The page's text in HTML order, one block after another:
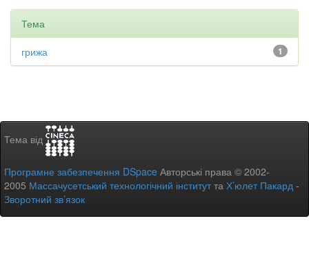
Тема
1
грижа
Тема від
Програмне забезпечення DSpace Авторські права © 2002-
2005 Массачусетський технологічний інститутта Х’юлет Пакард -
Зворотний зв’язок